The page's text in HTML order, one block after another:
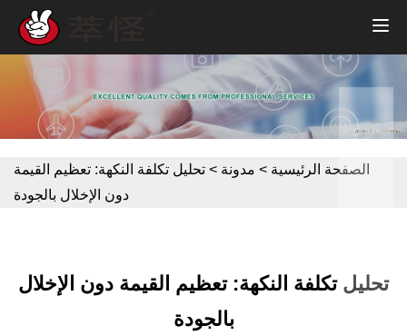
الصفحة الرئيسية > مدونة > تحليل تكلفة النكهة: تعظيم القيمة
دون الإخلال بالجودة
تحليل تكلفة النكهة: تعظيم القيمة دون الإخلال
بالجودة